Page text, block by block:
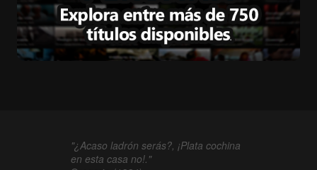
"¿Acaso ladrón serás?, ¡Plata cochina
en esta casa no!."